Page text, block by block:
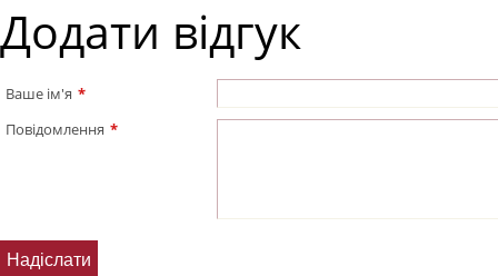
Додати відгук
Ваше ім'я *
Повідомлення *